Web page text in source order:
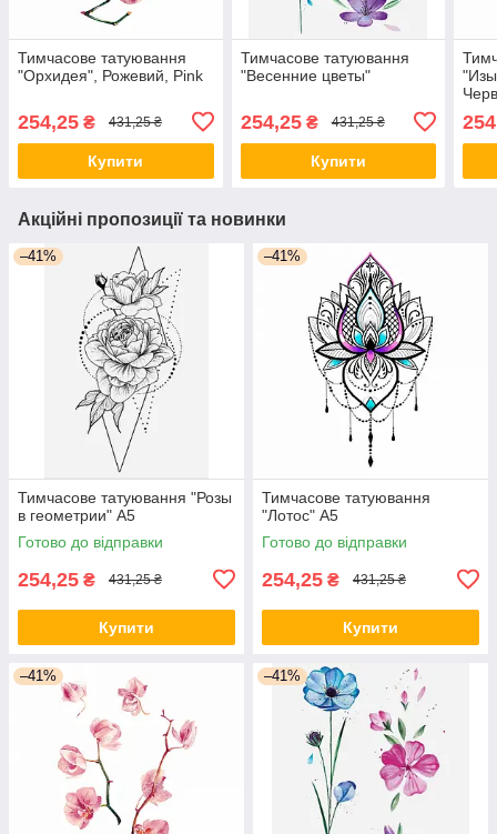
Тимчасове татуювання
"Орхидея", Рожевий, Pink
254,25 ₴ 431,25 ₴
Купити
Тимчасове татуювання
"Весенние цветы"
254,25₴ 431,25 ₴
Купити
Акційні пропозиції та новинки
–41%
Тимчасове татуювання "Розы
в геометрии" А5
Готово до відправки
254,25 ₴ 431,25 ₴
Купити
–41%
Тимчасове татуювання
"Лотос" А5
Готово до відправки
254,25 ₴ 431,25 ₴
Купити
–41% –41%